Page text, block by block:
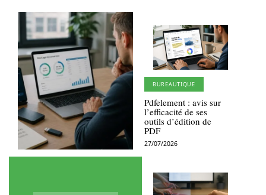
BUREAUTIQUE
Pdfelement : avis sur
l’efficacité de ses
outils d’édition de
PDF
27/07/2026